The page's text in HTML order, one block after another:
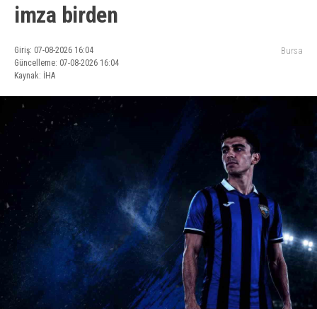
imza birden
Giriş: 07-08-2026 16:04
Güncelleme: 07-08-2026 16:04
Kaynak: İHA
Bursa